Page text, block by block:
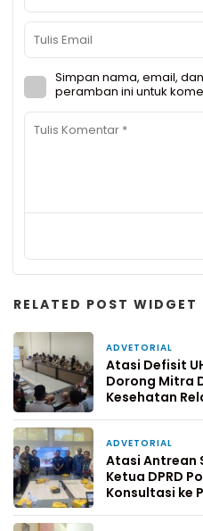
Simpan nama, email,
peramban ini untuk
RELATED POST
ADVETORIAL
Atasi Defisit
Dorong Mitra
Kesehatan
ADVETORIAL
Atasi Antrean
Ketua DPRD
Konsultasi ke